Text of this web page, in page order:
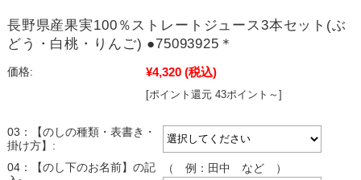
長野県産果実100％ストレートジュース3本セット(ぶ
どう・白桃・りんご) ●75093925＊
価格: ¥4,320 (税込)
[ポイント還元 43ポイント～]
03：【のしの種類・表書き・
掛け方】:
04：【のし下のお名前】の記
（ 例：田中 など ）